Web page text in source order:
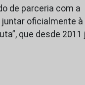
de parceria com a
juntar oficialmente à
que desde 2011